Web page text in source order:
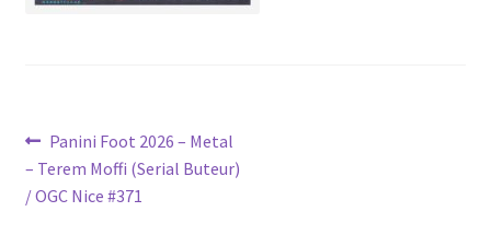
Navigation
de
Article
précédent :
Panini Foot 2026 – Metal
– Terem Moffi (Serial Buteur)
/ OGC Nice #371